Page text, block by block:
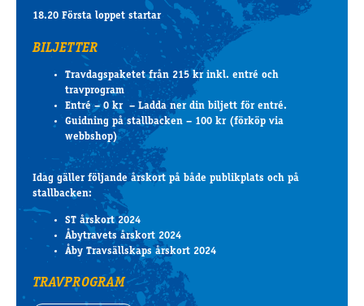
18.20 Första loppet startar
BILJETTER
Travdagspaketet från 215 kr inkl. entré och
travprogram
Entré – 0 kr – Ladda ner din biljett för entré.
Guidning på stallbacken – 100 kr (förköp via
webbshop)
Idag gäller följande årskort på både publikplats och på
stallbacken:
ST årskort 2024
Åbytravets årskort 2024
Åby Travsällskaps årskort 2024
TRAVPROGRAM